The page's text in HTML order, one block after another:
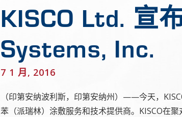
KISCO Ltd. 宣
Systems, Inc.
7 1 月, 2016
（印第安纳波利斯，印第安纳州）——今天，
苯（派瑞林）涂敷服务和技术提供商。KISCO在